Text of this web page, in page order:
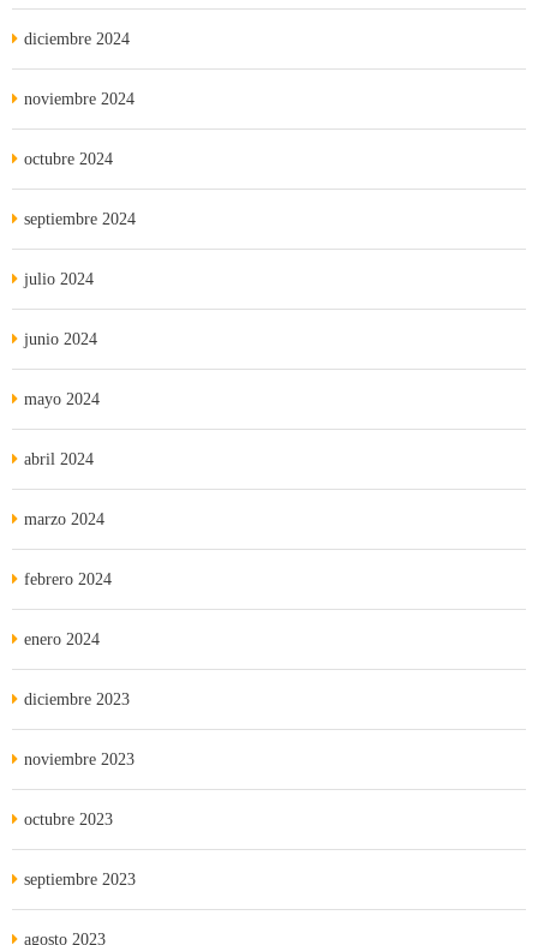
diciembre 2024
noviembre 2024
octubre 2024
septiembre 2024
julio 2024
junio 2024
mayo 2024
abril 2024
marzo 2024
febrero 2024
enero 2024
diciembre 2023
noviembre 2023
octubre 2023
septiembre 2023
agosto 2023